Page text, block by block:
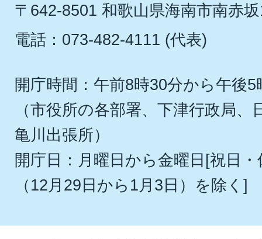
〒642-8501 和歌山県海南市南赤
電話：073-482-4111 (代表)
開庁時間：午前8時30分から午後5
（市役所の各部署、下津行政局
亀川出張所）
開庁日：月曜日から金曜日[祝日
（12月29日から1月3日）を除く]